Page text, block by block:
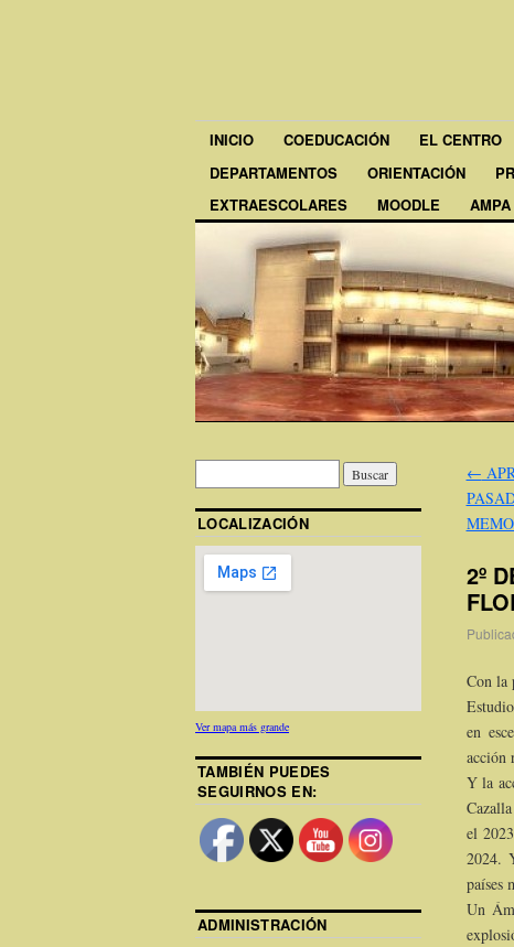
INICIO COEDUCACIÓN EL CENTRO
DEPARTAMENTOS
ORIENTACIÓN
EXTRAESCOLARES
MOODLE AMPA
←
2º
Con la
en
acción
Y la
el
2024.
países
Un
LOCALIZACIÓN
Ver mapa más grande
TAMBIÉN PUEDES
SEGUIRNOS EN:
ADMINISTRACIÓN